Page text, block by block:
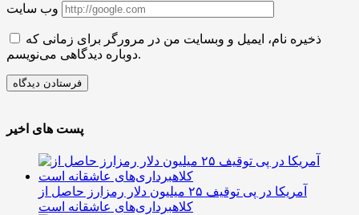
وب سایت
ذخیره نام، ایمیل و وبسایت من در مرورگر برای زمانی که
دوباره دیدگاهی می‌نویسم.
پست های اخیر
آمریکا در پی توقیف ۲۵ میلیون دلار رمزارز حاصل از
کلاهبرداری‌های عاشقانه است